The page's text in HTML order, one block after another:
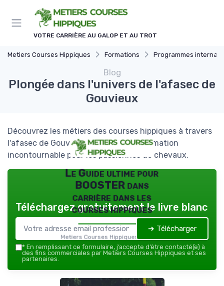
VOTRE CARRIÈRE AU GALOP ET AU TROT
Metiers Courses Hippiques Formations Programmes
Blog
Plongée dans l'univers de l'afasec de
Gouvieux
Découvrez les métiers des courses hippiques à travers
l'afasec de Gouvieux, un centre de formation
incontournable pour les passionnés de chevaux.
Le Guide ultime pour
BOOSTER dans
carrière dans les
courses hippiques
Metiers Courses Hippiques — 2026
Téléchargez gratuitement le livre blanc
➔ Télécharger
* En remplissant ce formulaire, j’accepte d’être contacté(e) à
des fins commerciales par Metiers Courses Hippiques et ses
partenaires.
Panneau de gestion des cookies